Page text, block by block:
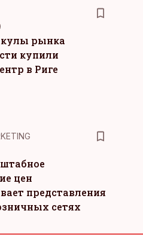
рынка
купили
в Риге
цен
представления
сетях